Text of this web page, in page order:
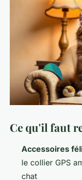
Ce qu'il faut
Accessoires
le collier GPS
chat